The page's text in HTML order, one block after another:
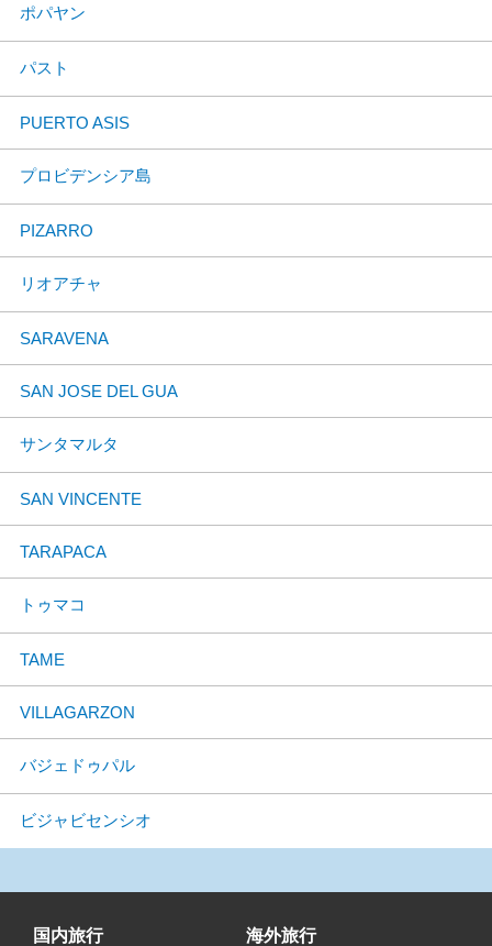
ポパヤン
パスト
PUERTO ASIS
プロビデンシア島
PIZARRO
リオアチャ
SARAVENA
SAN JOSE DEL GUA
サンタマルタ
SAN VINCENTE
TARAPACA
トゥマコ
TAME
VILLAGARZON
バジェドゥパル
ビジャビセンシオ
国内旅行 海外旅行